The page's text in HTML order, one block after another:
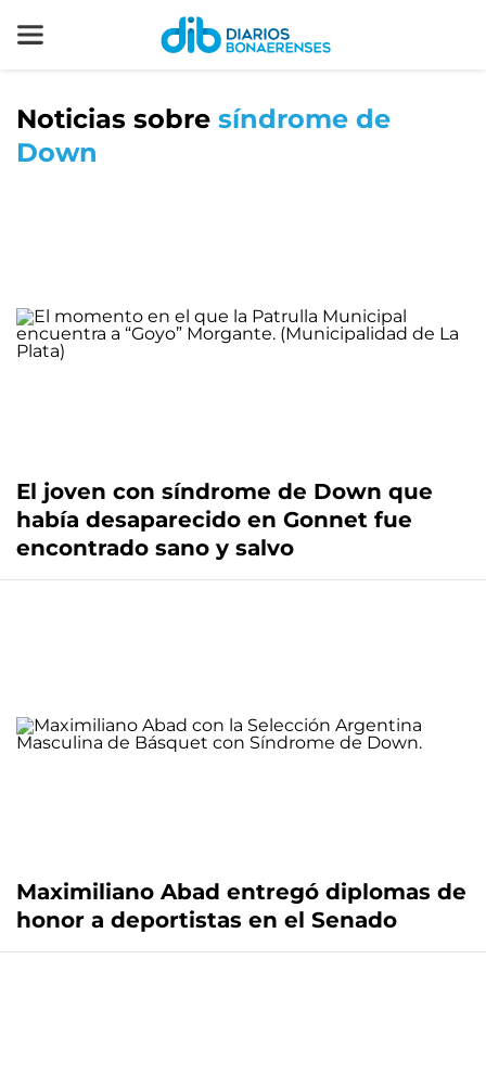
Noticias sobre síndrome de
Down
El joven con síndrome de Down que
había desaparecido en Gonnet fue
encontrado sano y salvo
Maximiliano Abad entregó diplomas de
honor a deportistas en el Senado